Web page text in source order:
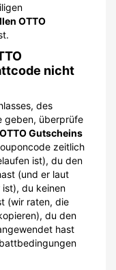
OTTO
nicht
des
geben, überprüfe
Gutscheins
zeitlich
ist), du den
(und er laut
ist), du keinen
(wir raten, die
du den
hast